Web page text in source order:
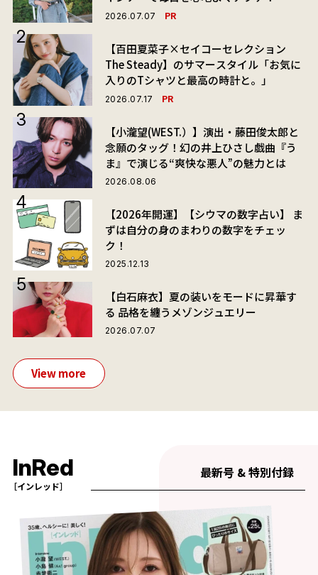
2026.07.07 PR
【百田夏菜子×セイコーセレクション
The Steady】のサマースタイル「お気に
入りのTシャツと最高の時計と。」
2026.07.17 PR
【小瀧望(WEST.）】演出・藤田俊太郎と
念願のタッグ！幻の井上ひさし戯曲『う
ま』で演じる“爽快な悪人”の魅力とは
2026.08.06
【2026年開運】【シウマの数字占い】 ま
ずは自分の身のまわりの数字をチェッ
ク！
2025.12.13
【白石麻衣】夏の装いをモードに昇華す
る 品格を纏うメゾンジュエリー
2026.07.07
View more
InRed
［インレッド］
最新号 & 特別付録